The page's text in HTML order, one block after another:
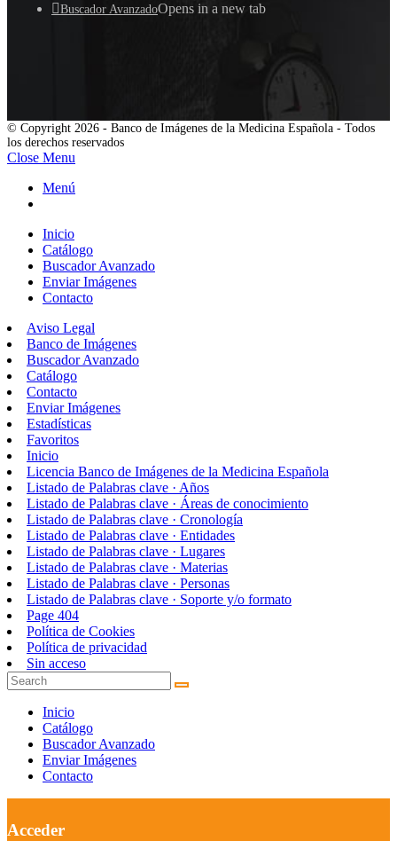
Buscador AvanzadoOpens in a new tab
© Copyright 2026 - Banco de Imágenes de la Medicina Española - Todos
los derechos reservados
Close Menu
Menú
Inicio
Catálogo
Buscador Avanzado
Enviar Imágenes
Contacto
Aviso Legal
Banco de Imágenes
Buscador Avanzado
Catálogo
Contacto
Enviar Imágenes
Estadísticas
Favoritos
Inicio
Licencia Banco de Imágenes de la Medicina Española
Listado de Palabras clave · Años
Listado de Palabras clave · Áreas de conocimiento
Listado de Palabras clave · Cronología
Listado de Palabras clave · Entidades
Listado de Palabras clave · Lugares
Listado de Palabras clave · Materias
Listado de Palabras clave · Personas
Listado de Palabras clave · Soporte y/o formato
Page 404
Política de Cookies
Política de privacidad
Sin acceso
Inicio
Catálogo
Buscador Avanzado
Enviar Imágenes
Contacto
Acceder